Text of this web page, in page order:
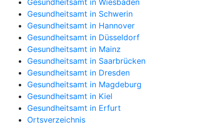
Gesundheitsamt in Schwerin
Gesundheitsamt in Hannover
Gesundheitsamt in Düsseldorf
Gesundheitsamt in Mainz
Gesundheitsamt in Saarbrücken
Gesundheitsamt in Dresden
Gesundheitsamt in Magdeburg
Gesundheitsamt in Kiel
Gesundheitsamt in Erfurt
Ortsverzeichnis